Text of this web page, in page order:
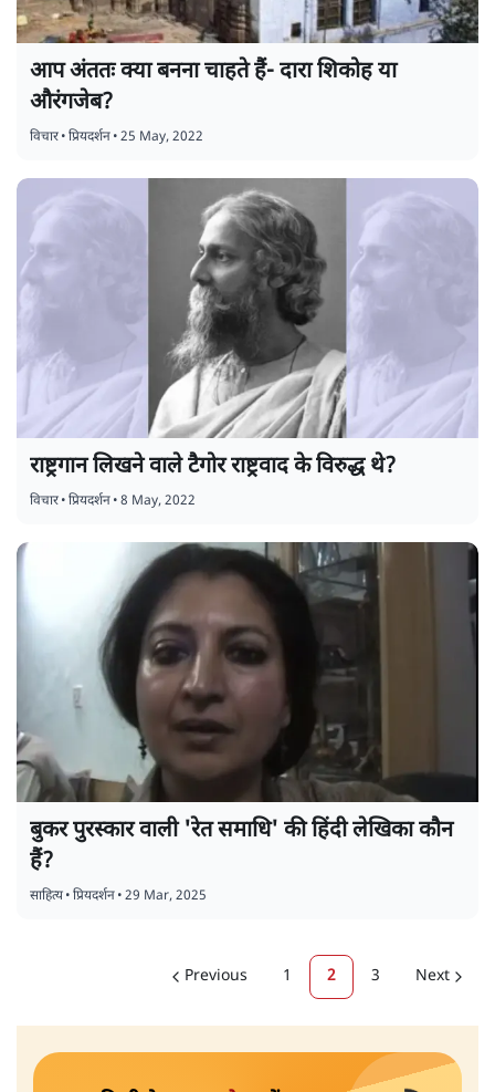
आप अंततः क्या बनना चाहते हैं- दारा शिकोह या
औरंगजेब?
विचार•प्रियदर्शन•25 May, 2022
राष्ट्रगान लिखने वाले टैगोर राष्ट्रवाद के विरुद्ध थे?
विचार•प्रियदर्शन•8 May, 2022
बुकर पुरस्कार वाली 'रेत समाधि' की हिंदी लेखिका कौन
हैं?
साहित्य•प्रियदर्शन•29 Mar, 2025
Previous 1 2 3 Next